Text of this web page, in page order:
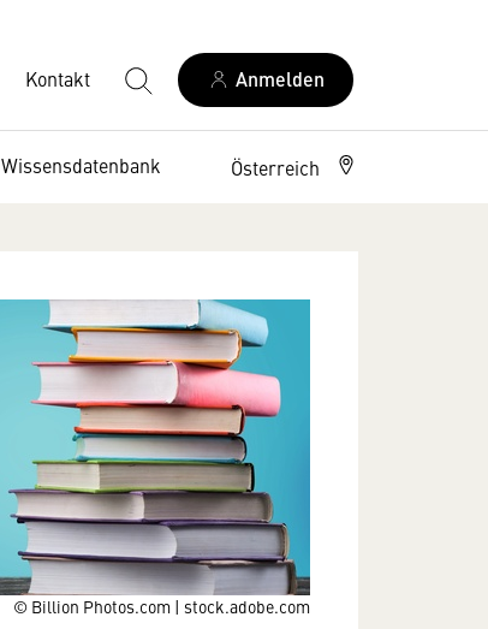
Kontakt Anmelden
Wissensdatenbank Österreich
© Billion Photos.com | stock.adobe.com